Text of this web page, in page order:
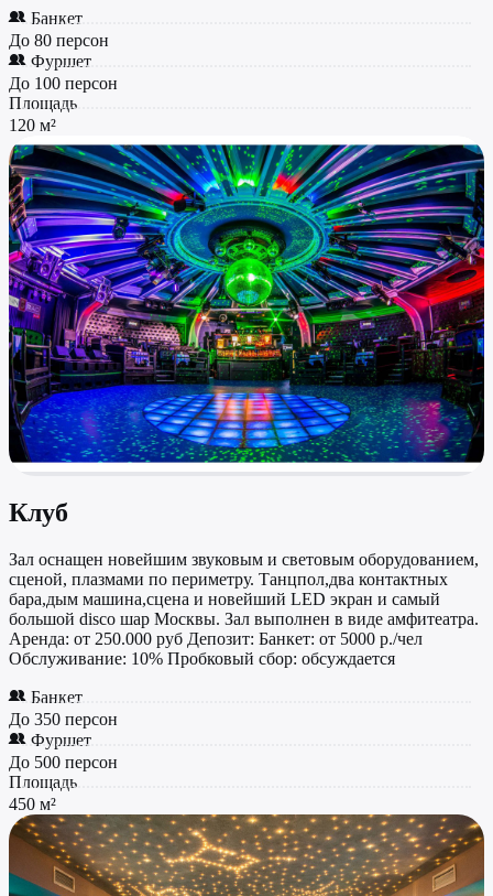
Банкет
До 80 персон
Фуршет
До 100 персон
Площадь
120 м²
Клуб
Зал оснащен новейшим звуковым и световым оборудованием,
сценой, плазмами по периметру. Танцпол,два контактных
бара,дым машина,сцена и новейший LED экран и самый
большой disco шар Москвы. Зал выполнен в виде амфитеатра.
Аренда: от 250.000 руб Депозит: Банкет: от 5000 р./чел
Обслуживание: 10% Пробковый сбор: обсуждается
Банкет
До 350 персон
Фуршет
До 500 персон
Площадь
450 м²